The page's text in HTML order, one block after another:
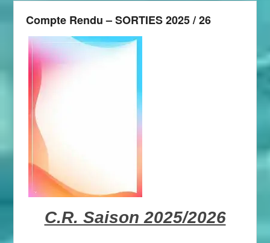
Compte Rendu – SORTIES 2025 / 26
C.R. Saison 2025/2026